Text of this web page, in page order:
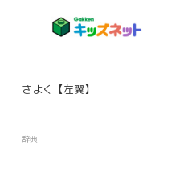
さよく【左翼】
辞典